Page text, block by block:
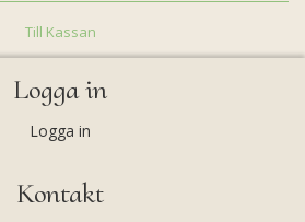
Till Kassan
Logga in
Logga in
Kontakt